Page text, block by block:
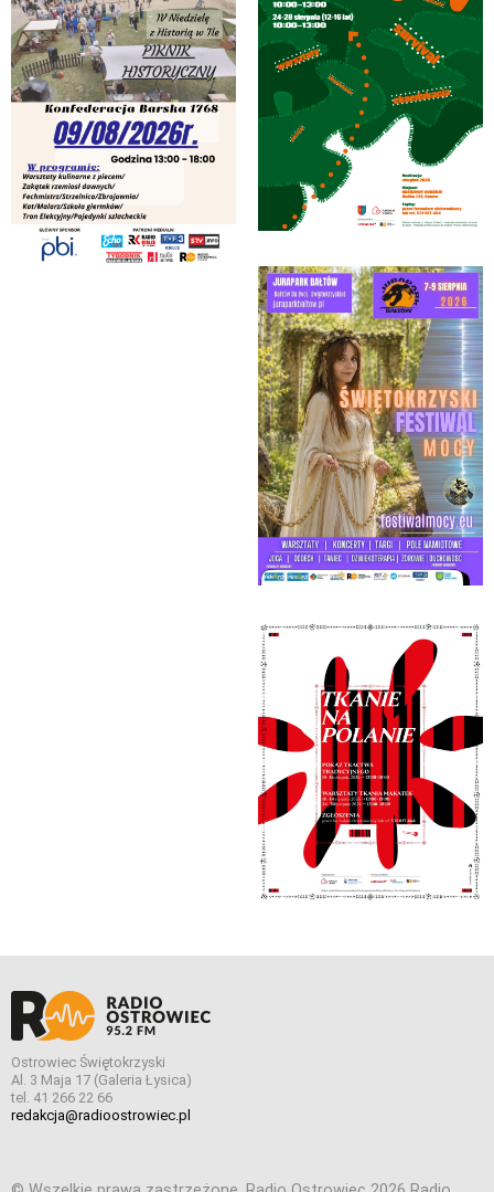
Ostrowiec Świętokrzyski
Al. 3 Maja 17 (Galeria Łysica)
tel. 41 266 22 66
redakcja@radioostrowiec.pl